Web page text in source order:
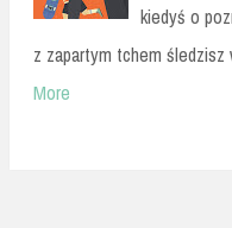
kiedyś o
z zapartym tchem
More